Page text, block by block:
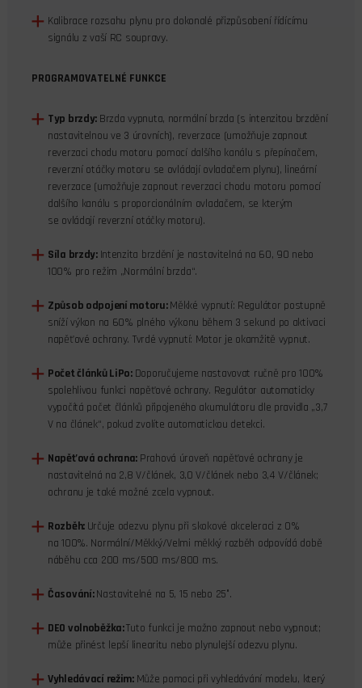
Kalibrace rozsahu plynu pro dokonalé přizpůsobení řídícímu
signálu z vaší RC soupravy.
PROGRAMOVATELNÉ FUNKCE
Typ brzdy: Brzda vypnuta, normální brzda (s intenzitou brzdění
nastavitelnou ve 3 úrovních), reverzace (umožňuje zapnout
reverzaci chodu motoru pomocí dalšího kanálu s přepínačem,
reverzní otáčky motoru se ovládají ovladačem plynu), lineární
reverzace (umožňuje zapnout reverzaci chodu motoru pomocí
dalšího kanálu s proporcionálním ovladačem, se kterým
se ovládají reverzní otáčky motoru).
Síla brzdy: Intenzita brzdění je nastavitelná na 60, 90 nebo
100% pro režim „Normální brzda“.
Způsob odpojení motoru:Měkké vypnutí: Regulátor postupně
sníží výkon na 60% plného výkonu během 3 sekund po aktivaci
napěťové ochrany. Tvrdé vypnutí: Motor je okamžitě vypnut.
Počet článků LiPo: Doporučujeme nastavovat ručně pro 100%
spolehlivou funkci napěťové ochrany. Regulátor automaticky
vypočítá počet článků připojeného akumulátoru dle pravidla „3,7
V na článek“, pokud zvolíte automatickou detekci.
Napěťová ochrana: Prahová úroveň napěťové ochrany je
nastavitelná na 2,8 V/článek, 3,0 V/článek nebo 3,4 V/článek;
ochranu je také možné zcela vypnout.
Rozběh: Určuje odezvu plynu při skokové akceleraci z 0%
na 100%. Normální/Měkký/Velmi měkký rozběh odpovídá době
náběhu cca 200 ms/500 ms/800 ms.
Časování:Nastavitelné na 5, 15 nebo 25°.
DEO volnoběžka:Tuto funkci je možno zapnout nebo vypnout;
může přinést lepší linearitu nebo plynulejší odezvu plynu.
Vyhledávací režim: Může pomoci při vyhledávání modelu, který